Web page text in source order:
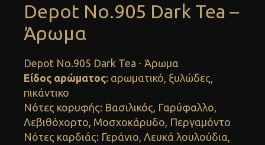
Depot No.905 Dark Tea –
Άρωμα
Depot No.905 Dark Tea - Άρωμα
Είδος αρώματος: αρωματικό, ξυλώδες,
πικάντικο
Νότες κορυφής: Βασιλικός, Γαρύφαλλο,
Λεβιθόχορτο, Μοσχοκάρυδο, Περγαμόντο
Νότες καρδιάς: Γεράνιο, Λευκά λουλούδια,